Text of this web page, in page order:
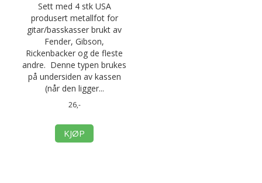
Sett med 4 stk USA
produsert metallfot for
gitar/basskasser brukt av
Fender, Gibson,
Rickenbacker og de fleste
andre. Denne typen brukes
på undersiden av kassen
(når den ligger...
26,-
KJØP